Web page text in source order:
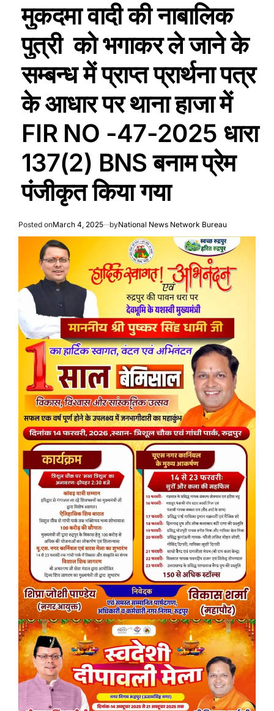
मुकदमा वादी की नाबालिक
पुत्री को भगाकर ले जाने के
सम्बन्ध में प्राप्त प्रार्थना पत्र
के आधार पर थाना हाजा में
FIR NO -47-2025 धारा
137(2) BNS बनाम प्रेम
पंजीकृत किया गया
Posted onMarch 4, 2025 byNational News Network Bureau